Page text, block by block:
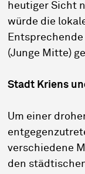
heutiger Sicht
würde die
(Junge Mitte)
Stadt Kriens
Um einer
verschiedene
den